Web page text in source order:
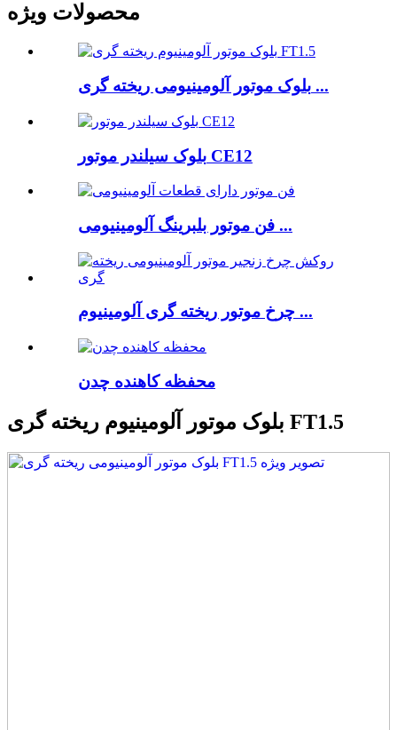
محصولات ویژه
بلوک موتور آلومینیومی ریخته گری ...
بلوک سیلندر موتور CE12
فن موتور بلبرینگ آلومینیومی ...
چرخ موتور ریخته گری آلومینیوم ...
محفظه کاهنده چدن
بلوک موتور آلومینیوم ریخته گری FT1.5